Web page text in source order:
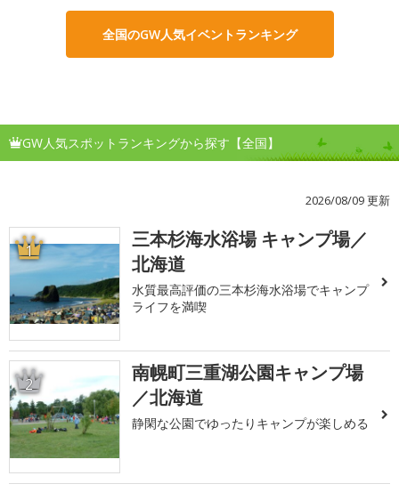
全国のGW人気イベントランキング
GW人気スポットランキングから探す【全国】
2026/08/09 更新
1
三本杉海水浴場 キャンプ場／
北海道
水質最高評価の三本杉海水浴場でキャンプ
ライフを満喫
2
南幌町三重湖公園キャンプ場
／北海道
静閑な公園でゆったりキャンプが楽しめる